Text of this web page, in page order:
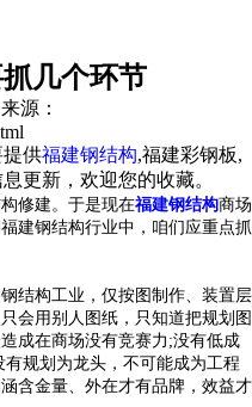
几个环节
源：
供福建钢结构,福建彩钢板,
更新，欢迎您的收藏。
修建。于是现在福建钢结构商场
建钢结构行业中，咱们应重点抓
结构工业，仅按图制作、装置层
会用别人图纸，只知道把规划图
成在商场没有竞赛力;没有低成
规划为龙头，不可能成为工程
含金量、外在才有品牌，效益才